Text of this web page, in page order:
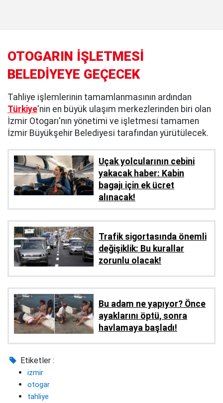
OTOGARIN İŞLETMESİ
BELEDİYEYE GEÇECEK
Tahliye işlemlerinin tamamlanmasının ardından
Türkiye'nin en büyük ulaşım merkezlerinden biri olan
İzmir Otogarı'nın yönetimi ve işletmesi tamamen
İzmir Büyükşehir Belediyesi tarafından yürütülecek.
Uçak yolcularının cebini
yakacak haber: Kabin
bagajı için ek ücret
alınacak!
Trafik sigortasında önemli
değişiklik: Bu kurallar
zorunlu olacak!
Bu adam ne yapıyor? Önce
ayaklarını öptü, sonra
havlamaya başladı!
Etiketler :
izmir
otogar
tahliye